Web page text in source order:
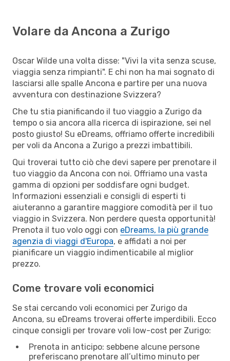
Volare da Ancona a Zurigo
Oscar Wilde una volta disse: "Vivi la vita senza scuse,
viaggia senza rimpianti". E chi non ha mai sognato di
lasciarsi alle spalle Ancona e partire per una nuova
avventura con destinazione Svizzera?
Che tu stia pianificando il tuo viaggio a Zurigo da
tempo o sia ancora alla ricerca di ispirazione, sei nel
posto giusto! Su eDreams, offriamo offerte incredibili
per voli da Ancona a Zurigo a prezzi imbattibili.
Qui troverai tutto ciò che devi sapere per prenotare il
tuo viaggio da Ancona con noi. Offriamo una vasta
gamma di opzioni per soddisfare ogni budget.
Informazioni essenziali e consigli di esperti ti
aiuteranno a garantire maggiore comodità per il tuo
viaggio in Svizzera. Non perdere questa opportunità!
Prenota il tuo volo oggi con eDreams, la più grande
agenzia di viaggi d'Europa, e affidati a noi per
pianificare un viaggio indimenticabile al miglior
prezzo.
Come trovare voli economici
Se stai cercando voli economici per Zurigo da
Ancona, su eDreams troverai offerte imperdibili. Ecco
cinque consigli per trovare voli low-cost per Zurigo:
Prenota in anticipo: sebbene alcune persone
preferiscano prenotare all’ultimo minuto per